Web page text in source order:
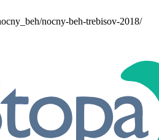
nocny-beh-trebisov-2018/